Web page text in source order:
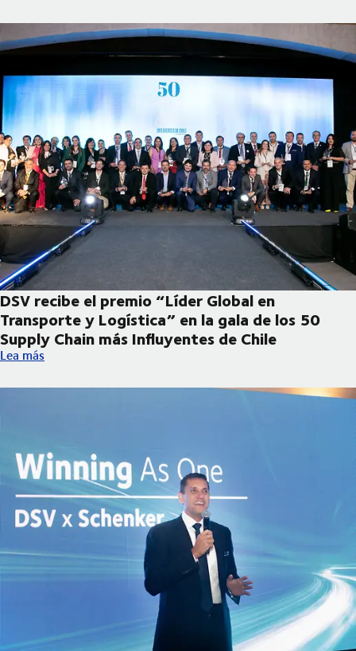
DSV recibe el premio “Líder Global en
Transporte y Logística” en la gala de los 50
Supply Chain más Influyentes de Chile
DSV recibe el premio “Líder Global en Transporte y Logística”
Lea más